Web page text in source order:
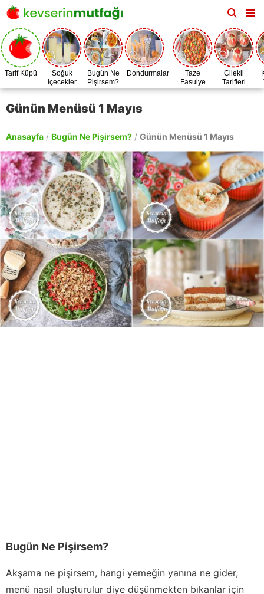
Tarif Küpü
Soğuk
İçecekler
Bugün Ne
Pişirsem?
Dondurmalar
Taze
Fasulye
Zamanı
Çilekli
Tarifleri
Günün Menüsü 1 Mayıs
Anasayfa / Bugün Ne Pişirsem? / Günün Menüsü 1 Mayıs
Bugün Ne Pişirsem?
Akşama ne pişirsem, hangi yemeğin yanına ne gider,
menü nasıl oluşturulur diye düşünmekten bıkanlar için